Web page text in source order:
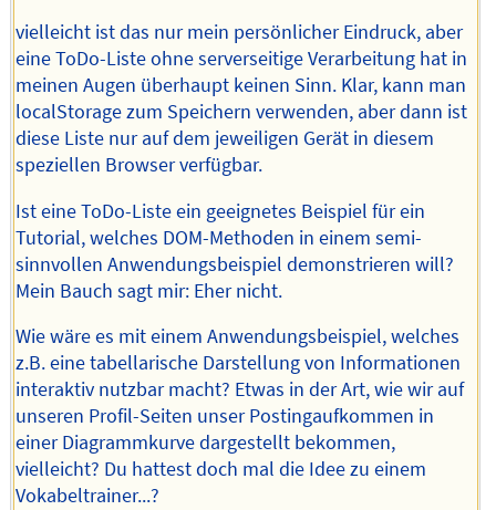
vielleicht ist das nur mein persönlicher Eindruck, aber
eine ToDo-Liste ohne serverseitige Verarbeitung hat in
meinen Augen überhaupt keinen Sinn. Klar, kann man
localStorage zum Speichern verwenden, aber dann ist
diese Liste nur auf dem jeweiligen Gerät in diesem
speziellen Browser verfügbar.
Ist eine ToDo-Liste ein geeignetes Beispiel für ein
Tutorial, welches DOM-Methoden in einem semi-
sinnvollen Anwendungsbeispiel demonstrieren will?
Mein Bauch sagt mir: Eher nicht.
Wie wäre es mit einem Anwendungsbeispiel, welches
z.B. eine tabellarische Darstellung von Informationen
interaktiv nutzbar macht? Etwas in der Art, wie wir auf
unseren Profil-Seiten unser Postingaufkommen in
einer Diagrammkurve dargestellt bekommen,
vielleicht? Du hattest doch mal die Idee zu einem
Vokabeltrainer...?